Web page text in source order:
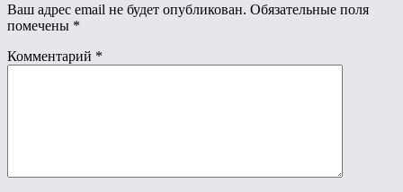
Ваш адрес email не будет опубликован. Обязательные поля
помечены *
Комментарий *